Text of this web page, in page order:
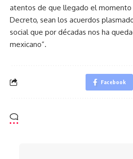
atentos de que llegado el
Decreto, sean los acuerdos
social que por décadas nos ha
mexicano”.
Facebook